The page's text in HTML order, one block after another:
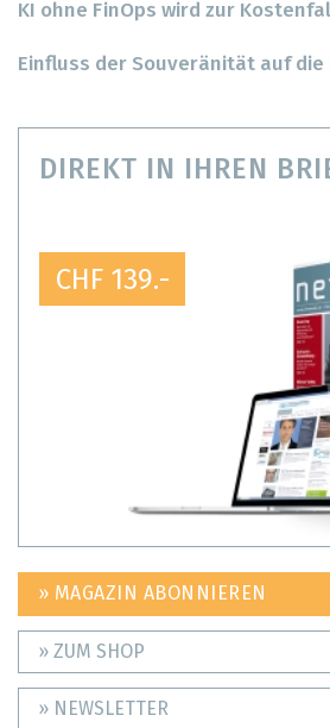
KI ohne FinOps wird zur
Einfluss der Souveränität auf die
DIREKT IN IHREN
CHF 139.-
» MAGAZIN ABONNIEREN
» ZUM SHOP
» NEWSLETTER